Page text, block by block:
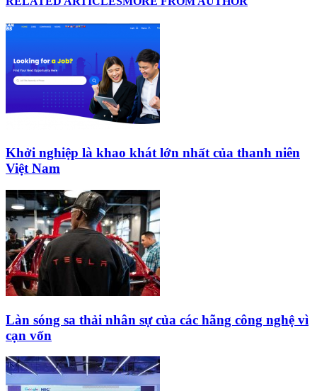
Khởi nghiệp là khao khát lớn nhất của thanh niên
Việt Nam
Làn sóng sa thải nhân sự của các hãng công nghệ vì
cạn vốn